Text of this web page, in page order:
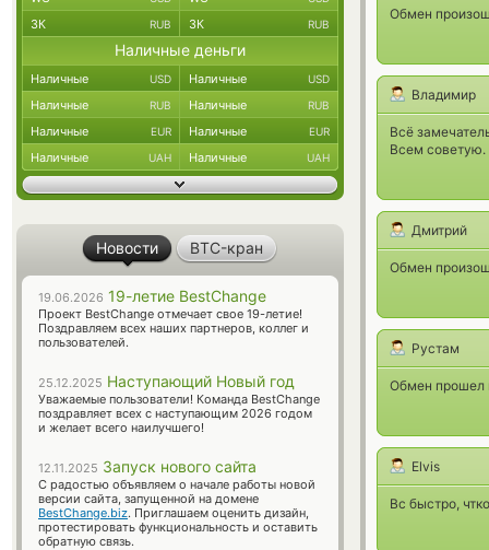
Обмен
Владимир
Всё
Всем советую.
Дмитрий
Обмен
Рустам
Обмен прошел
Elvis
Вс быстро,
ЗК RUB ЗК RUB
Наличные деньги
Наличные USD Наличные USD
Наличные RUB Наличные RUB
Наличные EUR Наличные EUR
Наличные UAH Наличные UAH
Новости BTC-кран
19.06.2026 19-летие BestChange
Проект BestChange отмечает свое 19-летие!
Поздравляем всех наших партнеров, коллег и
пользователей.
25.12.2025 Наступающий Новый год
Уважаемые пользователи! Команда BestChange
поздравляет всех с наступающим 2026 годом
и желает всего наилучшего!
12.11.2025 Запуск нового сайта
С радостью объявляем о начале работы новой
версии сайта, запущенной на домене
BestChange.biz. Приглашаем оценить дизайн,
протестировать функциональность и оставить
обратную связь.